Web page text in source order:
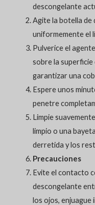
descongelante
Agite la botella de
uniformemente el
Pulverice el
sobre la superficie
garantizar una
Espere unos
penetre
Limpie
limpio o una
derretida y los
Precauciones
Evite el contacto
descongelante
los ojos, enjuague